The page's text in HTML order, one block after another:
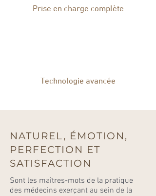
Prise en charge complète
Technologie avancée
NATUREL, ÉMOTION,
PERFECTION ET
SATISFACTION
Sont les maîtres-mots de la pratique
des médecins exerçant au sein de la